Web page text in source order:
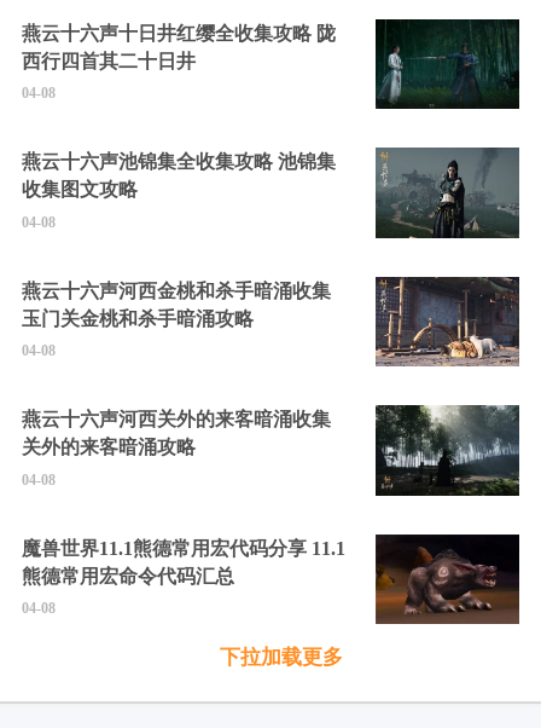
燕云十六声十日井红缨全收集攻略 陇
西行四首其二十日井
04-08
燕云十六声池锦集全收集攻略 池锦集
收集图文攻略
04-08
燕云十六声河西金桃和杀手暗涌收集
玉门关金桃和杀手暗涌攻略
04-08
燕云十六声河西关外的来客暗涌收集
关外的来客暗涌攻略
04-08
魔兽世界11.1熊德常用宏代码分享 11.1
熊德常用宏命令代码汇总
04-08
下拉加载更多